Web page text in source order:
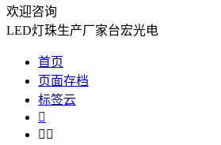
欢迎咨询
LED灯珠生产厂家台宏光电
首页
页面存档
标签云

 